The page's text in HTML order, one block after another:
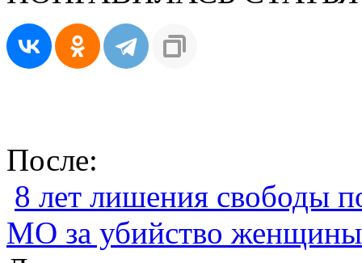
После:
8 лет лишения свободы
МО за убийство женщины